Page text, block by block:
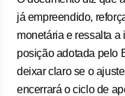
já empreendido,
monetária e ressalta a
posição adotada pelo
deixar claro se o
encerrará o ciclo de